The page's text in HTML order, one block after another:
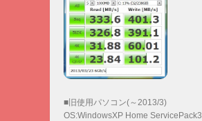
■旧使用パソコン(～2013/3)
OS:WindowsXP Home ServicePack3